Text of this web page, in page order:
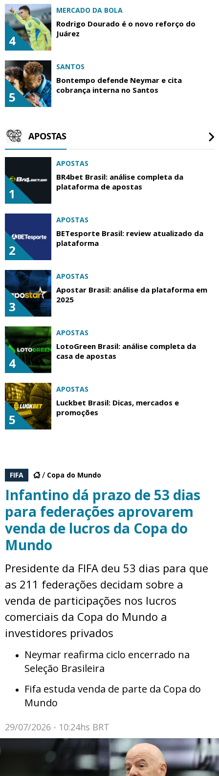
4
MERCADO DA BOLA
Rodrigo Dourado é o novo reforço do
Juárez
5
SANTOS
Bontempo defende Neymar e cita
cobrança interna no Santos
APOSTAS
1
APOSTAS
BR4bet Brasil: análise completa da
plataforma de apostas
2
APOSTAS
BETesporte Brasil: review atualizado da
plataforma
3
APOSTAS
Apostar Brasil: análise da plataforma em
2025
4
APOSTAS
LotoGreen Brasil: análise completa da
casa de apostas
5
APOSTAS
Luckbet Brasil: Dicas, mercados e
promoções
FIFA Copa do Mundo
Infantino dá prazo de 53 dias
para federações aprovarem
venda de lucros da Copa do
Mundo
Presidente da FIFA deu 53 dias para que
as 211 federações decidam sobre a
venda de participações nos lucros
comerciais da Copa do Mundo a
investidores privados
Neymar reafirma ciclo encerrado na
Seleção Brasileira
Fifa estuda venda de parte da Copa do
Mundo
29/07/2026 - 10:24hs BRT